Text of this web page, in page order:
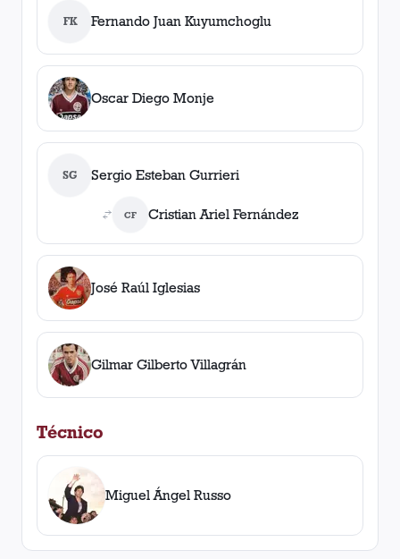
FK Fernando Juan Kuyumchoglu
Oscar Diego Monje
SG Sergio Esteban Gurrieri
CF Cristian Ariel Fernández
José Raúl Iglesias
Gilmar Gilberto Villagrán
Técnico
Miguel Ángel Russo